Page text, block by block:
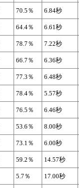
70.5％ 6.84秒
64.4％ 6.61秒
78.7％ 7.22秒
66.7％ 6.36秒
77.3％ 6.48秒
78.4％ 5.57秒
76.5％ 6.46秒
53.6％ 8.00秒
73.1％ 6.00秒
59.2％ 14.57秒
5.7％ 17.00秒